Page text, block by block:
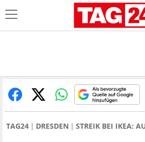
TAG24 DRESDEN STREIK BEI IKEA: